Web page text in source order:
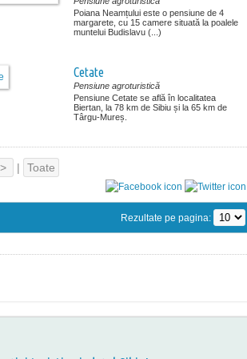
Poiana Neamțului este o pensiune de 4
margarete, cu 15 camere situată la poalele
muntelui Budislavu (...)
Cetate
Pensiune agroturistică
Pensiune Cetate se află în localitatea
Biertan, la 78 km de Sibiu și la 65 km de
Târgu-Mureș.
| Toate
Rezultate pe pagina: